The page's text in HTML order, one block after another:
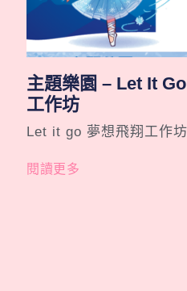
主題樂園 – Let It
工作坊
Let it go 夢想飛翔工作
閱讀更多